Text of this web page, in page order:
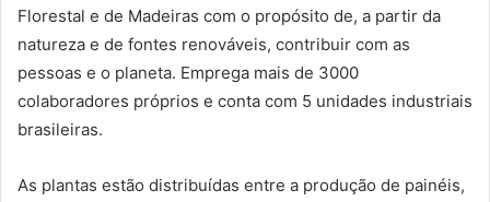
Florestal e de Madeiras com o propósito de, a partir da
natureza e de fontes renováveis, contribuir com as
pessoas e o planeta. Emprega mais de 3000
colaboradores próprios e conta com 5 unidades industriais
brasileiras.
As plantas estão distribuídas entre a produção de painéis,